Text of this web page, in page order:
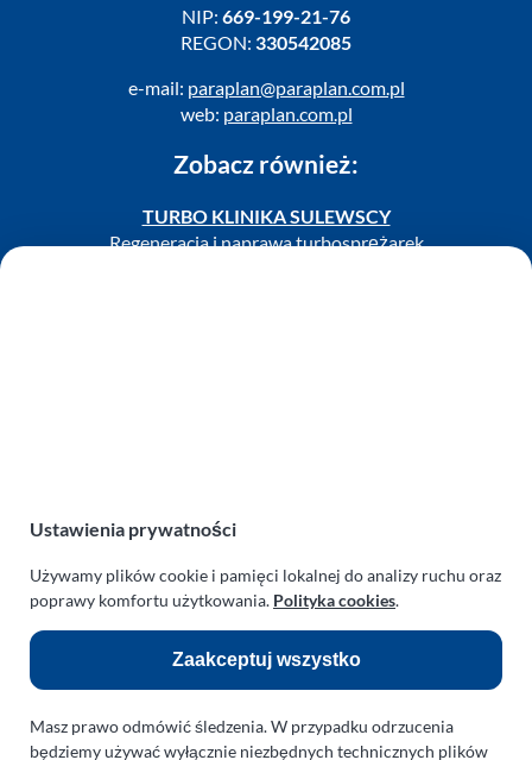
NIP: 669-199-21-76
REGON: 330542085
e-mail: paraplan@paraplan.com.pl
web: paraplan.com.pl
Zobacz również:
TURBO KLINIKA SULEWSCY
Regeneracja i naprawa turbosprężarek
Odnośniki:
Flight Operations Consulting
Bolling Modellballone
Motopark Koszalin
Farma Agroturystyczna
Rodzina Wolarków
Ustawienia prywatności
Używamy plików cookie i pamięci lokalnej do analizy ruchu oraz
poprawy komfortu użytkowania. Polityka cookies.
Zaakceptuj wszystko
Masz prawo odmówić śledzenia. W przypadku odrzucenia
będziemy używać wyłącznie niezbędnych technicznych plików